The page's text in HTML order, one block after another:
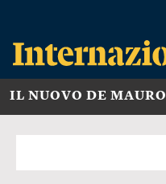
IL NUOVO DE MAURO